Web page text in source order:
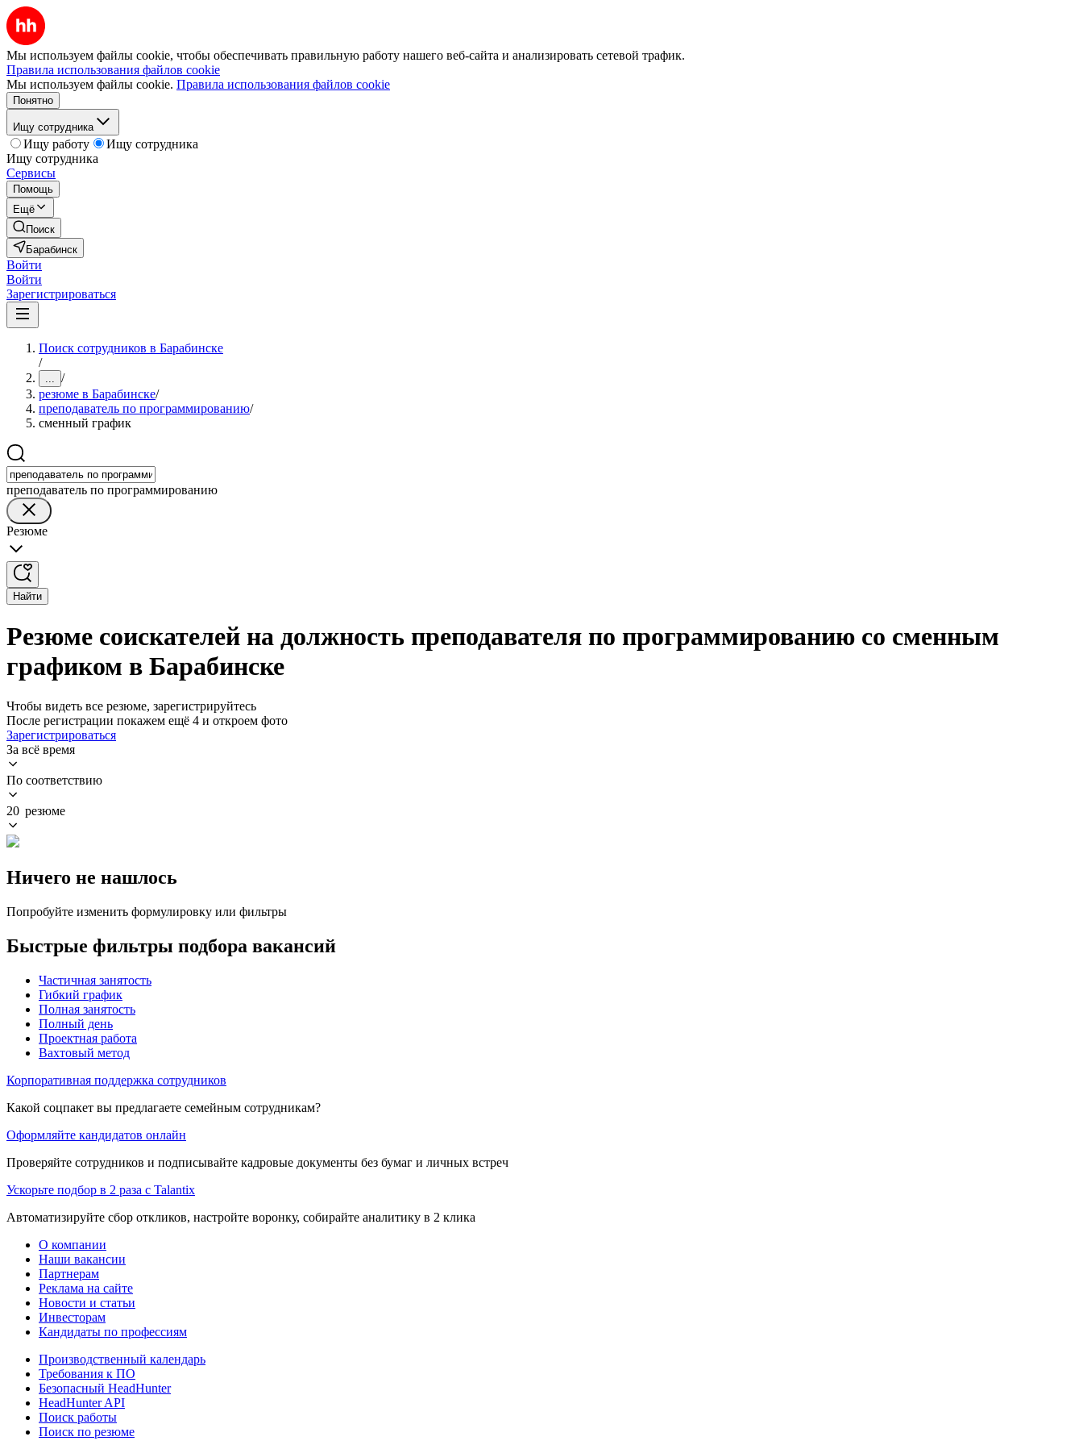
Мы используем файлы cookie, чтобы обеспечивать правильную работу нашего веб-сайта и анализировать сетевой трафик.
Правила использования файлов cookie
Мы используем файлы cookie. Правила использования файлов cookie
Понятно
Ищу сотрудника
Ищу работу
Ищу сотрудника
Ищу сотрудника
Сервисы
Помощь
Ещё
Поиск
Барабинск
Войти
Войти
Зарегистрироваться
Поиск сотрудников в Барабинске
/
... /
резюме в Барабинске/
преподаватель по программированию/
сменный график
преподаватель по программированию
Резюме
Найти
Резюме соискателей на должность преподавателя по программированию со сменным
графиком в Барабинске
Чтобы видеть все резюме, зарегистрируйтесь
После регистрации покажем ещё 4 и откроем фото
Зарегистрироваться
За всё время
По соответствию
20 резюме
Ничего не нашлось
Попробуйте изменить формулировку или фильтры
Быстрые фильтры подбора вакансий
Частичная занятость
Гибкий график
Полная занятость
Полный день
Проектная работа
Вахтовый метод
Корпоративная поддержка сотрудников
Какой соцпакет вы предлагаете семейным сотрудникам?
Оформляйте кандидатов онлайн
Проверяйте сотрудников и подписывайте кадровые документы без бумаг и личных встреч
Ускорьте подбор в 2 раза с Talantix
Автоматизируйте сбор откликов, настройте воронку, собирайте аналитику в 2 клика
О компании
Наши вакансии
Партнерам
Реклама на сайте
Новости и статьи
Инвесторам
Кандидаты по профессиям
Производственный календарь
Требования к ПО
Безопасный HeadHunter
HeadHunter API
Поиск работы
Поиск по резюме